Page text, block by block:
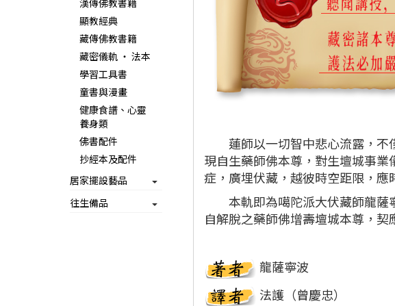
漢傳佛教書籍
顯教經典
藏傳佛教書籍
藏密儀軌 ‧ 法本
學習工具書
童書與漫畫
健康食譜、心靈
養身類
佛書配件
抄經本及配件
居家擺設藝品
往生備品
蓮師以一切智中悲心流露，不
現自生藥師佛本尊，對生壇城事
症，廣埋伏藏，越彼時空距限，應
本軌即為噶陀派大伏藏師龍薩
自解脫之藥師佛增壽壇城本尊，
龍薩寧波
法護（曾慶忠）